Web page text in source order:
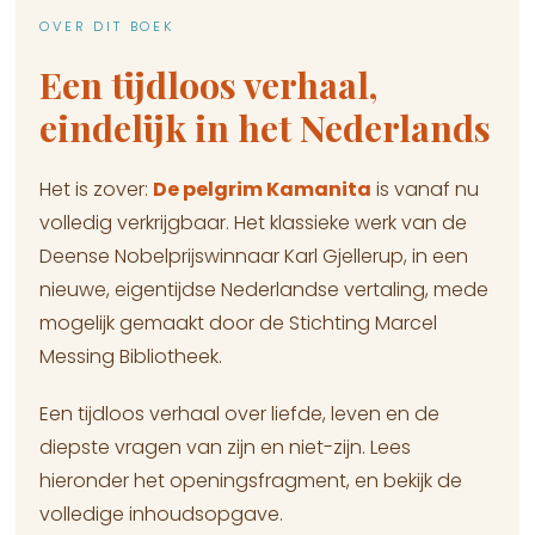
OVER DIT BOEK
Een tijdloos verhaal,
eindelijk in het Nederlands
Het is zover: De pelgrim Kamanita is vanaf nu
volledig verkrijgbaar. Het klassieke werk van de
Deense Nobelprijswinnaar Karl Gjellerup, in een
nieuwe, eigentijdse Nederlandse vertaling, mede
mogelijk gemaakt door de Stichting Marcel
Messing Bibliotheek.
Een tijdloos verhaal over liefde, leven en de
diepste vragen van zijn en niet-zijn. Lees
hieronder het openingsfragment, en bekijk de
volledige inhoudsopgave.